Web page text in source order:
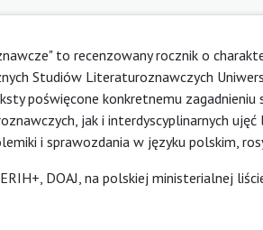
to recenzowany rocznik o
Studiów Literaturoznawczych
poświęcone konkretnemu
jak i interdyscyplinarnych
i sprawozdania w języku polskim,
DOAJ, na polskiej ministerialnej